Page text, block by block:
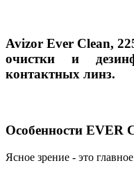
Avizor Ever Clean,
очистки и
контактных линз.
Особенности EVER
Ясное зрение - это